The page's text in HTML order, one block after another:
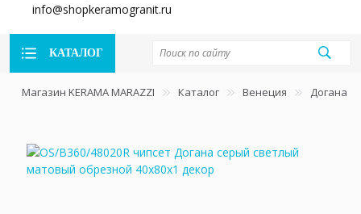
info@shopkeramogranit.ru
КАТАЛОГ
Магазин KERAMA MARAZZI Каталог Венеция Догана